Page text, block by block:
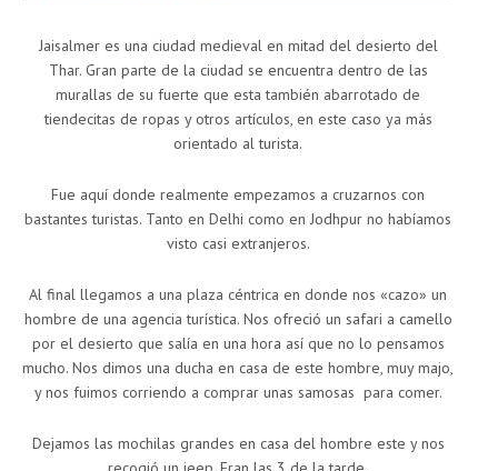
Jaisalmer es una ciudad medieval en mitad del desierto del
Thar. Gran parte de la ciudad se encuentra dentro de las
murallas de su fuerte que esta también abarrotado de
tiendecitas de ropas y otros artículos, en este caso ya más
orientado al turista.
Fue aquí donde realmente empezamos a cruzarnos con
bastantes turistas. Tanto en Delhi como en Jodhpur no habíamos
visto casi extranjeros.
Al final llegamos a una plaza céntrica en donde nos «cazo» un
hombre de una agencia turística. Nos ofreció un safari a camello
por el desierto que salía en una hora así que no lo pensamos
mucho. Nos dimos una ducha en casa de este hombre, muy majo,
y nos fuimos corriendo a comprar unas samosas para comer.
Dejamos las mochilas grandes en casa del hombre este y nos